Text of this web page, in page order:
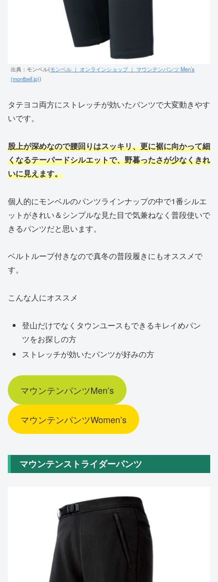
出典：モンベル(モンベル ｜ オンラインショップ ｜ マウンテンパンツ Men’s
(montbell.jp))
タテヨコ両方にストレッチが効いたパンツで大変動きやす
いです。
股上が深めなので腰回りはスッキリ、更に裾に向かって細
くなるテーパードシルエットで、野暮ったさが少なくきれ
いに見えます。
個人的にモンベルのパンツラインナップの中で1番シルエ
ットがきれい＆シンプルな見た目で気兼ねなく普段使いで
きるパンツだと思います。
ベルトループ付きなので真冬の普段履きにもオススメで
す。
こんな人にオススメ
登山だけでなくタウンユースもできるキレイめパン
ツをお探しの方
ストレッチが効いたパンツが好みの方
マウンテンパンツMen’s
マウンテンパンツWomen’s
マウンテンストライダーパンツ